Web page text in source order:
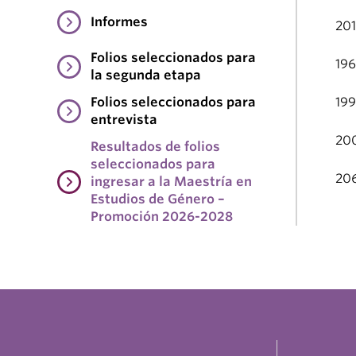
Informes
Folios seleccionados para
la segunda etapa
Folios seleccionados para
entrevista
Resultados de folios
seleccionados para
ingresar a la Maestría en
Estudios de Género –
Promoción 2026-2028